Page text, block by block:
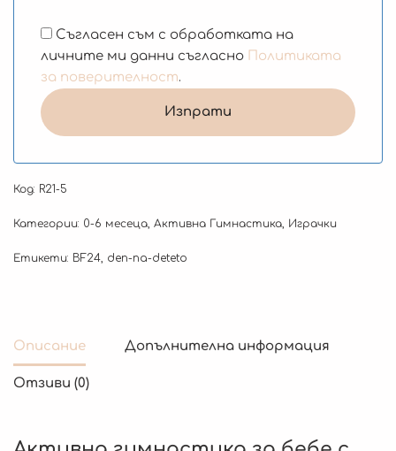
Съгласен съм с обработката на
личните ми данни съгласно Политиката
за поверителност.
Код: R21-5
Категории: 0-6 месеца, Активна Гимнастика, Играчки
Етикети: BF24, den-na-deteto
Описание Допълнителна информация
Отзиви (0)